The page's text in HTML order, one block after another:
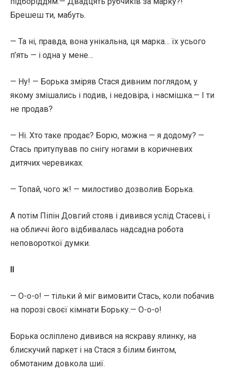
Брешеш ти, мабуть.
— Та ні, правда, вона унікальна, ця марка… їх усього
п’ять — і одна у мене…
— Ну! — Борька зміряв Стася дивним поглядом, у
якому змішались і подив, і недовіра, і насмішка.— І ти
не продав?
— Ні. Хто таке продає? Борю, можна — я додому? —
Стась притупував по снігу ногами в коричневих
дитячих черевиках.
— Топай, чого ж! — милостиво дозволив Борька.
А потім Піпін Довгий стояв і дивився услід Стасеві, і
на обличчі його відбивалась надсадна робота
неповороткої думки.
II
— О-о-о! — тільки й міг вимовити Стась, коли побачив
на порозі своєї кімнати Борьку.— О-о-о!
Борька осліплено дивився на яскраву ялинку, на
блискучий паркет і на Стася з білим бинтом,
обмотаним довкола шиї.